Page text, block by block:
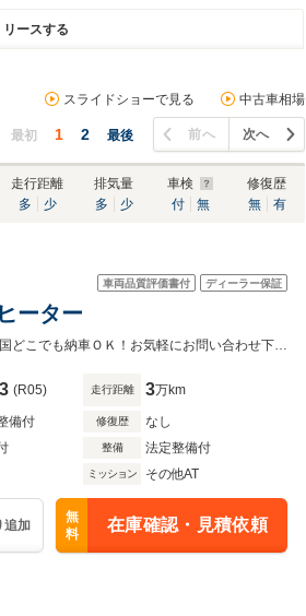
リースする
スライドショーで見る 中古車相場
最初 1 2 最後 前へ 次へ
走行距離
多
少
排気量
多
少
車検
付
無
修復歴
無
有
車両品質評価書付 ディーラー保証
ーター
純正ナビ・パノラミックガラスルーフ・シートヒーター・プロパイロット・全国どこでも納車ＯＫ！お気軽にお問い合わせ下さい！お問い合わせはTEL:042-721-8123まで！
(R05) 走行距離 3万km
備付 修復歴 なし
整備 法定整備付
ミッション その他AT
追加
無
料
在庫確認・見積依頼